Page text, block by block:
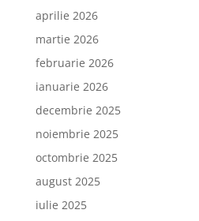
aprilie 2026
martie 2026
februarie 2026
ianuarie 2026
decembrie 2025
noiembrie 2025
octombrie 2025
august 2025
iulie 2025